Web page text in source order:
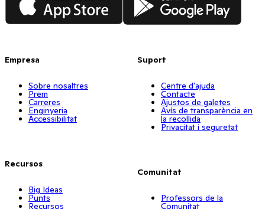
Empresa
Sobre nosaltres
Prem
Carreres
Enginyeria
Accessibilitat
Recursos
Big Ideas
Punts
Recursos
Suport
Centre d'ajuda
Contacte
Ajustos de galetes
Avís de transparència en
la recollida
Privacitat i seguretat
Comunitat
Professors de la
Comunitat